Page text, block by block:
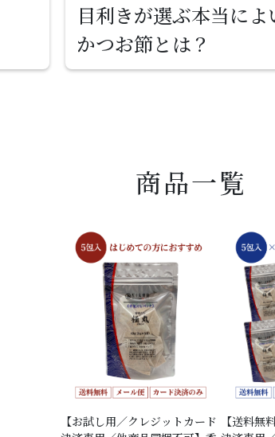
目利きが選ぶ本当によ
かつお節とは？
商品一覧
【お試し用／クレジットカード
【送料無